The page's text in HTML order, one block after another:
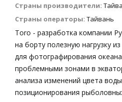
Страны производители:
Страны операторы: Тайвань
Toro - разработка компании
на борту полезную нагрузку
для фотографирования
проблемными зонами в
анализа изменений цвета
позиционирования